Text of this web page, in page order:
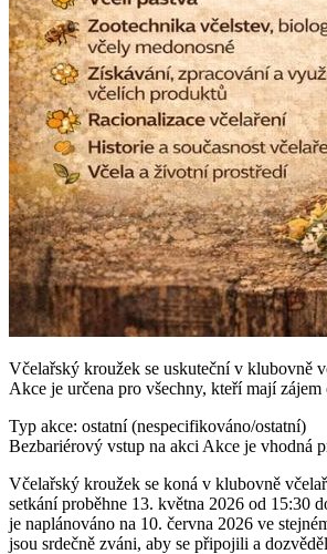
Včelařský kroužek se uskuteční v klubovně
Akce je určena pro všechny, kteří mají zájem
Typ akce: ostatní (nespecifikováno/ostatní)
Bezbariérový vstup na akci Akce je vhodná
Včelařský kroužek se koná v klubovně
setkání proběhne 13. května 2026 od 15:30
je naplánováno na 10. června 2026 ve
jsou srdečně zváni, aby se připojili a